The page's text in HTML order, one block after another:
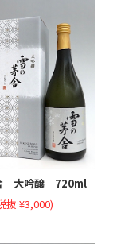
大吟醸 720ml
抜 ¥3,000)